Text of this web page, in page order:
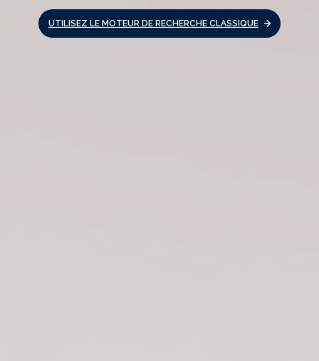
UTILISEZ LE MOTEUR DE RECHERCHE CLASSIQUE